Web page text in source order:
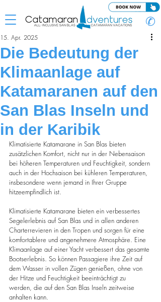
✆
Die Bedeutung der
Klimaanlage auf
Katamaranen auf den
San Blas Inseln und
in der Karibik
15. Apr. 2025
Klimatisierte Katamarane in San Blas bieten
zusätzlichen Komfort, nicht nur in der Nebensaison
bei höheren Temperaturen und Feuchtigkeit, sondern
auch in der Hochsaison bei kühleren Temperaturen,
insbesondere wenn jemand in Ihrer Gruppe
hitzeempfindlich ist.
Klimatisierte Katamarane bieten ein verbessertes
Segelerlebnis auf San Blas und in allen anderen
Charterrevieren in den Tropen und sorgen für eine
komfortablere und angenehmere Atmosphäre. Eine
Klimaanlage auf einer Yacht verbessert das gesamte
Bootserlebnis. So können Passagiere ihre Zeit auf
dem Wasser in vollen Zügen genießen, ohne von
der Hitze und Feuchtigkeit beeinträchtigt zu
werden, die auf den San Blas Inseln zeitweise
anhalten kann.